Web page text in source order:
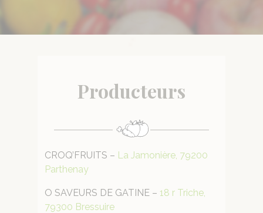
Producteurs
CROQ’FRUITS – La Jamonière, 79200
Parthenay
O SAVEURS DE GATINE – 18 r Triche,
79300 Bressuire